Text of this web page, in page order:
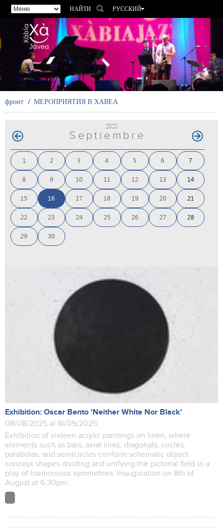
НАЙТИ
РУССКИЙ
ESPAÑOL
VALENCIÀ
FRANÇAIS
DEUTSCH
фронт МЕРОПРИЯТИЯ В ХАВЕА
2025
Septiembre
1 2 3 4 5 6 7
8 9 10 11 12 13 14
15 16 17 18 19 20 21
22 23 24 25 26 27 28
29 30
Exhibition: Oscar Bento 'Neither White Nor Black'
08/08/2025 al 16/09/2025
Exhibition of sixteen acrylic paintings on linen, where
elements such as bars, axial lines, diagonals, circles,
parabolas, and semicircles conform schematic object-
concept shapes dividing and unifying the pictorial field in a
play of harmonious symmetries. Inauguration on 8th of
August at 6.30pm.